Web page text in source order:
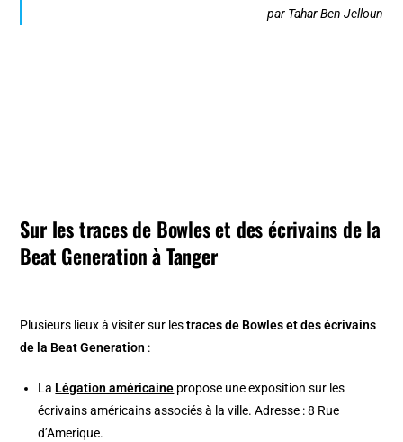
par Tahar Ben Jelloun
Sur lestraces de Bowles et des écrivains de la
Beat Generationà Tanger
Plusieurs lieux à visiter sur lestraces de Bowles et des écrivains
de la Beat Generation :
La Légation américaine propose une exposition sur les
écrivains américains associés à la ville. Adresse : 8 Rue
d’Amerique.